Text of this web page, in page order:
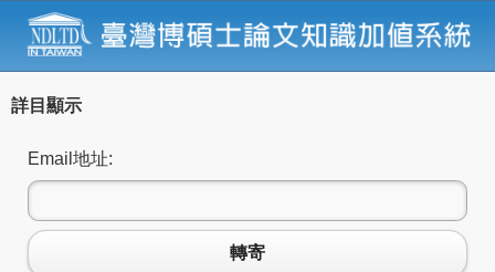
詳目顯示
Email地址:
轉寄